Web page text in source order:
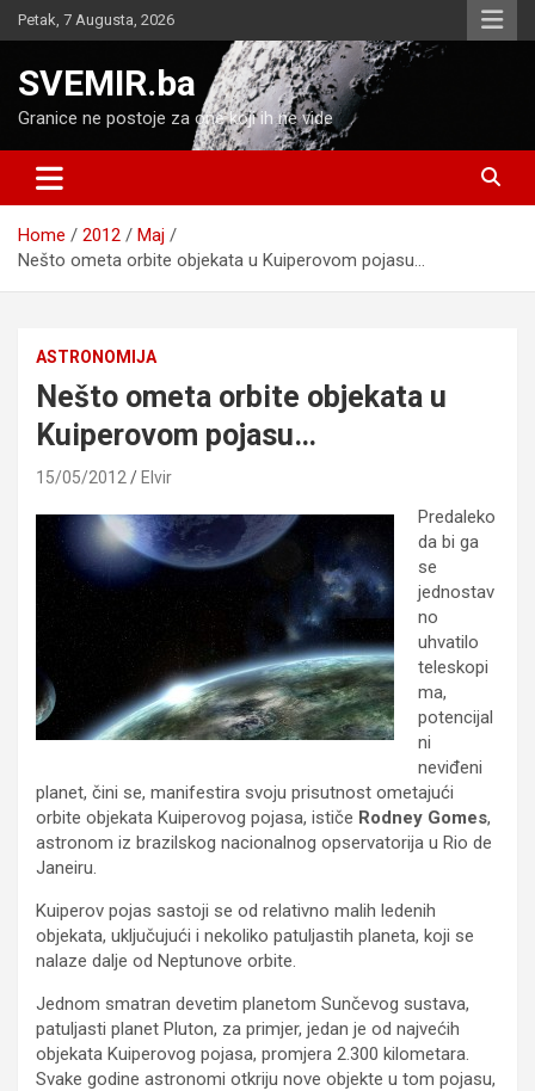
Skip
to
Petak, 7 Augusta, 2026
SVEMIR.ba
Granice ne postoje za one koji ih ne vide
Home 2012
Maj
Nešto ometa orbite objekata u Kuiperovom pojasu…
ASTRONOMIJA
Nešto ometa orbite objekata u
Kuiperovom pojasu…
15/05/2012 Elvir
Predaleko
da bi ga
se
jednostav
no
uhvatilo
teleskopi
ma,
potencijal
ni
neviđeni
planet, čini se, manifestira svoju prisutnost ometajući
orbite objekata Kuiperovog pojasa, ističe Rodney Gomes,
astronom iz brazilskog nacionalnog opservatorija u Rio de
Janeiru.
Kuiperov pojas sastoji se od relativno malih ledenih
objekata, uključujući i nekoliko patuljastih planeta, koji se
nalaze dalje od Neptunove orbite.
Jednom smatran devetim planetom Sunčevog sustava,
patuljasti planet Pluton, za primjer, jedan je od najvećih
objekata Kuiperovog pojasa, promjera 2.300 kilometara.
Svake godine astronomi otkriju nove objekte u tom pojasu,